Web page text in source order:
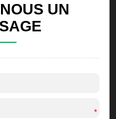
UN
*